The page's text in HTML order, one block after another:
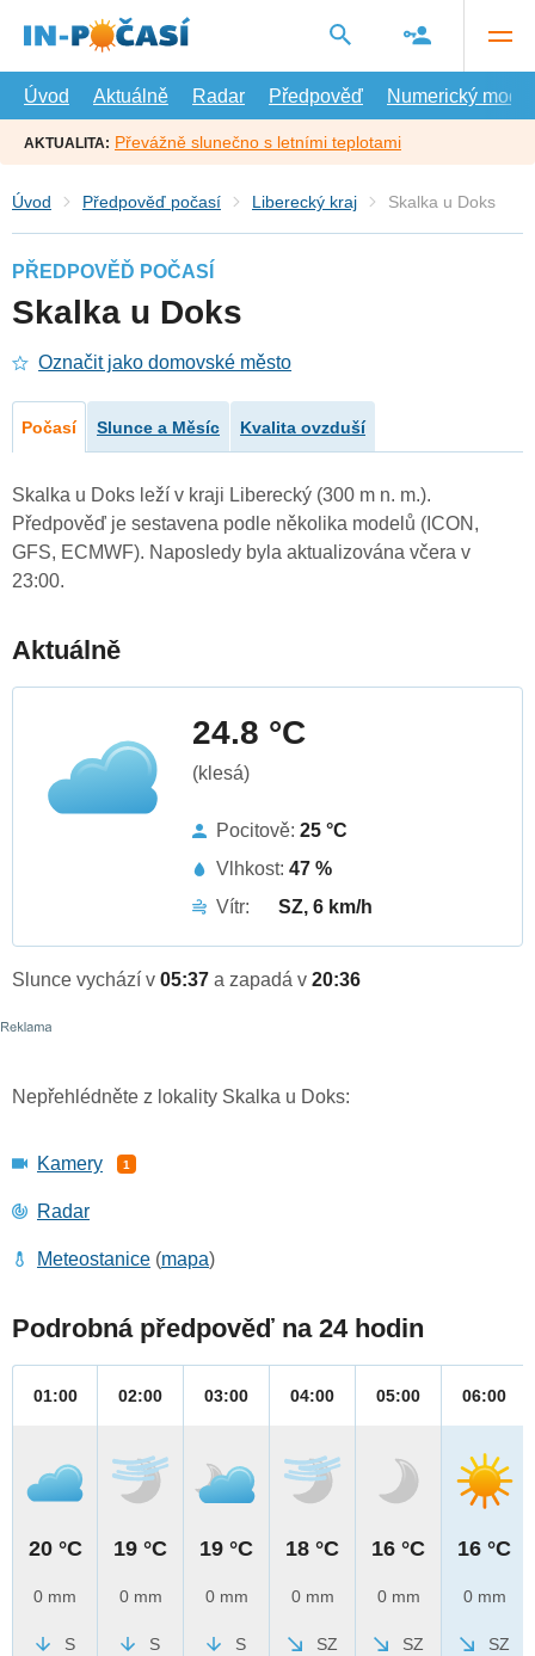
hlavní
Úvod
Aktuálně Radar Předpověď Numerický model
AKTUALITA: Převážně slunečno s letními teplotami
Úvod Předpověď počasí Liberecký kraj Skalka u Doks
PŘEDPOVĚĎ POČASÍ
Skalka u Doks
Označit jako domovské město
Počasí Slunce a Měsíc Kvalita ovzduší
Skalka u Doks leží v kraji Liberecký (300 m n. m.).
Předpověď je sestavena podle několika modelů (ICON,
GFS, ECMWF). Naposledy byla aktualizována včera v
23:00.
Aktuálně
24.8 °C
(klesá)
Pocitově: 25 °C
Vlhkost: 47 %
Vítr:
SZ, 6 km/h
Slunce vychází v 05:37 a zapadá v 20:36
Nepřehlédněte z lokality Skalka u Doks:
Kamery 1
Radar
Meteostanice (mapa)
Podrobná předpověď na 24 hodin
01:00
20 °C
0 mm
S
02:00
19 °C
0 mm
S
03:00
19 °C
0 mm
S
04:00
18 °C
0 mm
SZ
05:00
16 °C
0 mm
SZ
06:00
16 °C
0 mm
SZ